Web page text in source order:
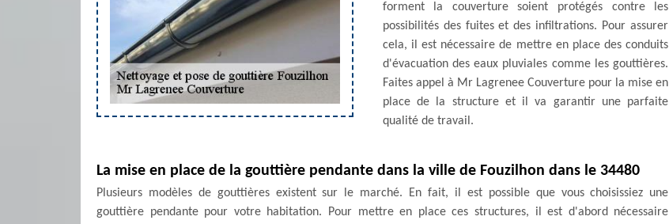
forment la couverture soient protégés contre les
possibilités des fuites et des infiltrations. Pour assurer
cela, il est nécessaire de mettre en place des conduits
d'évacuation des eaux pluviales comme les gouttières.
Faites appel à Mr Lagrenee Couverture pour la mise en
place de la structure et il va garantir une parfaite
qualité de travail.
La mise en place de la gouttière pendante dans la ville de Fouzilhon dans le 34480
Plusieurs modèles de gouttières existent sur le marché. En fait, il est possible que vous choisissiez une
gouttière pendante pour votre habitation. Pour mettre en place ces structures, il est d'abord nécessaire